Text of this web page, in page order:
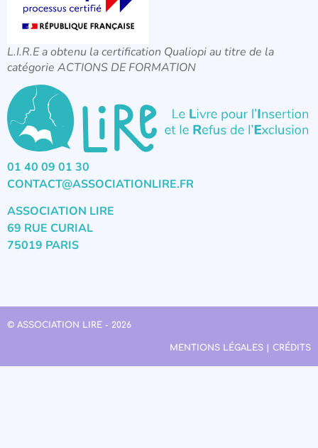
L.I.R.E a obtenu la certification Qualiopi au titre de la
catégorie ACTIONS DE FORMATION
01 40 09 01 30
CONTACT@ASSOCIATIONLIRE.FR
ASSOCIATION LIRE
69 RUE CURIAL
75019 PARIS
© ASSOCIATION LIRE - 2026
MENTIONS LÉGALES | CRÉDITS